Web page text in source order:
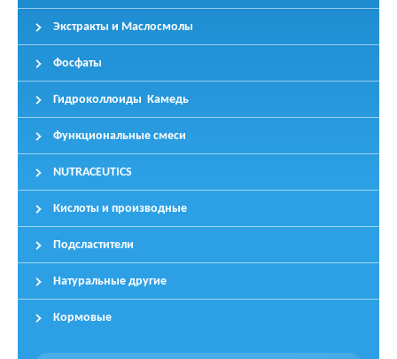
Экстракты и Маслосмолы
Фосфаты
Гидроколлоиды Камедь
Функциональные смеси
NUTRACEUTICS
Кислоты и производные
Подсластители
Натуральные другие
Кормовые